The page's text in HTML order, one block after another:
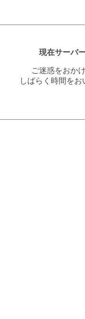
現在サーバ
ご迷惑をおか
しばらく時間を